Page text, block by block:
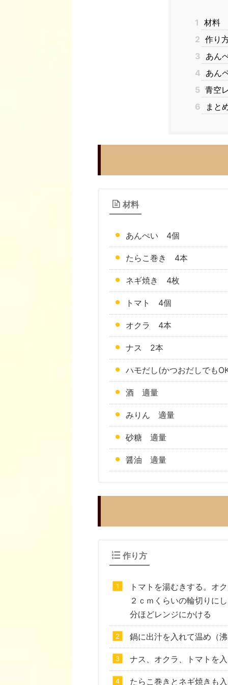
1 材料
2 作り
3 あん
4 あん
5 青空
6
まと
材料
あんぺい 4個
たらこ巻き 4本
ネギ焼き 4枚
トマト 4個
オクラ 4本
ナス 2本
ハモだし(かつおだしでも
酒 適量
みりん 適量
砂糖 適量
醤油 適量
作り方
トマトを湯むきする。オ
２ｃｍくらいの輪切りに
分ほどレンジにかける
鍋に出汁を入れて温め（
ナス、オクラ、トマトを
たらこ巻きとネギ焼きも